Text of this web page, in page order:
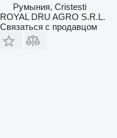
Румыния, Cristesti
ROYAL DRU AGRO S.R.L.
Связаться с продавцом